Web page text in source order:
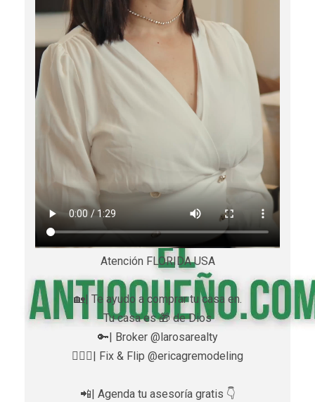
Atención FLORIDA USA
🏡| Te ayudo a comprar tu casa en.
Tu casa es 🎁 de Dios
🔑| Broker @larosarealty
👷🏼‍♀️| Fix & Flip @ericagremodeling
📲| Agenda tu asesoría gratis 👇